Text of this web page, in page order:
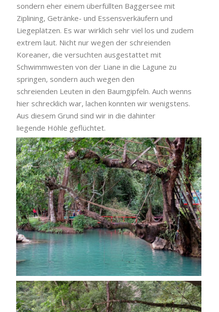
sondern eher einem überfüllten Baggersee mit
Ziplining, Getränke- und Essensverkäufern und
Liegeplätzen. Es war wirklich sehr viel los und zudem
extrem laut. Nicht nur wegen der schreienden
Koreaner, die versuchten ausgestattet mit
Schwimmwesten von der Liane in die Lagune zu
springen, sondern auch wegen den
schreienden Leuten in den Baumgipfeln. Auch wenns
hier schrecklich war, lachen konnten wir wenigstens.
Aus diesem Grund sind wir in die dahinter
liegende Höhle geflüchtet.